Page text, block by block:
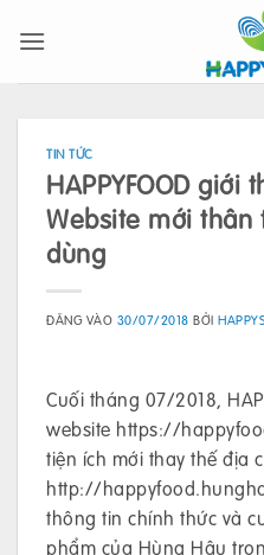
qua
TIN TỨC
HAPPYFOOD giới
Website mới
dùng
ĐĂNG VÀO 30/07/2018 BỞI
Cuối tháng 07/2018,
website https://
tiện ích mới thay thế địa
http://
thông tin chính thức và
phẩm của Hùng Hậu